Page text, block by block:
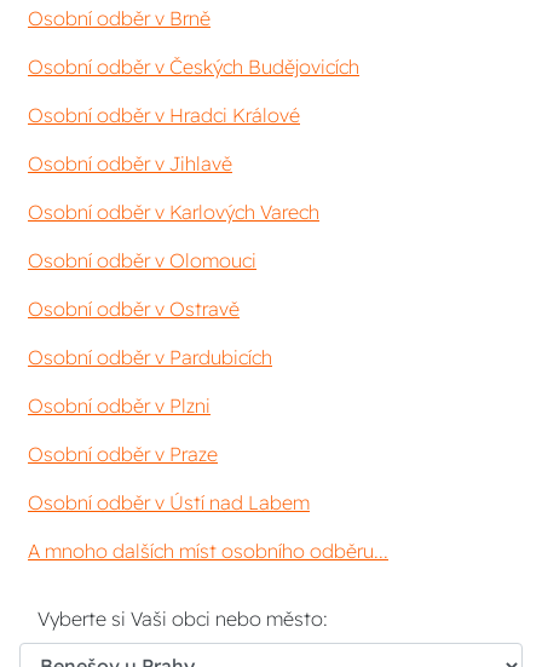
Osobní odběr v Brně
Osobní odběr v Českých Budějovicích
Osobní odběr v Hradci Králové
Osobní odběr v Jihlavě
Osobní odběr v Karlových Varech
Osobní odběr v Olomouci
Osobní odběr v Ostravě
Osobní odběr v Pardubicích
Osobní odběr v Plzni
Osobní odběr v Praze
Osobní odběr v Ústí nad Labem
A mnoho dalších míst osobního odběru...
Vyberte si Vaši obci nebo město: